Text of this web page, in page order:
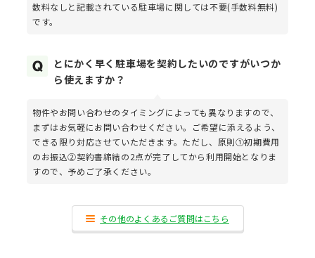
数料なしと記載されている駐車場に関しては不要(手数料無料)
です。
とにかく早く駐車場を契約したいのですがいつか
ら使えますか？
物件やお問い合わせのタイミングによっても異なりますので、
まずはお気軽にお問い合わせください。ご希望に添えるよう、
できる限り対応させていただきます。ただし、原則①初期費用
のお振込②契約書締結の2点が完了してから利用開始となりま
すので、予めご了承ください。
その他のよくあるご質問はこちら